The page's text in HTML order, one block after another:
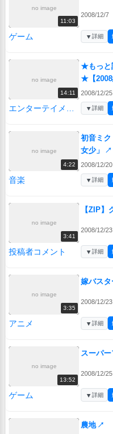
no image
11:03
2008/12/7
ゲーム ▼詳細
no image
14:11
★もっと
★【2008
2008/12/25
▼詳細
no image
4:22
初音ミ
女少」
↗
2008/12/20
音楽 ▼詳細
no image
3:41
【ZIP】
2008/12/23
投稿者コメント ▼詳細
no image
3:35
嫁バスタ
2008/12/23
アニメ ▼詳細
no image
13:52
スーパ
2008/12/25
ゲーム ▼詳細
農地 ↗